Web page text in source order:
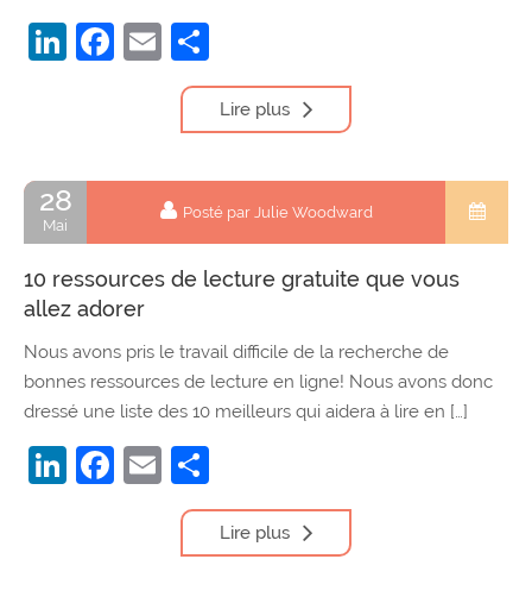
LinkedIn
Facebook
Email
Lire plus
28
Mai
Posté par Julie Woodward
10 ressources de lecture gratuite que vous
allez adorer
Nous avons pris le travail difficile de la recherche de
bonnes ressources de lecture en ligne! Nous avons donc
dressé une liste des 10 meilleurs qui aidera à lire en […]
LinkedIn
Facebook
Email
Lire plus